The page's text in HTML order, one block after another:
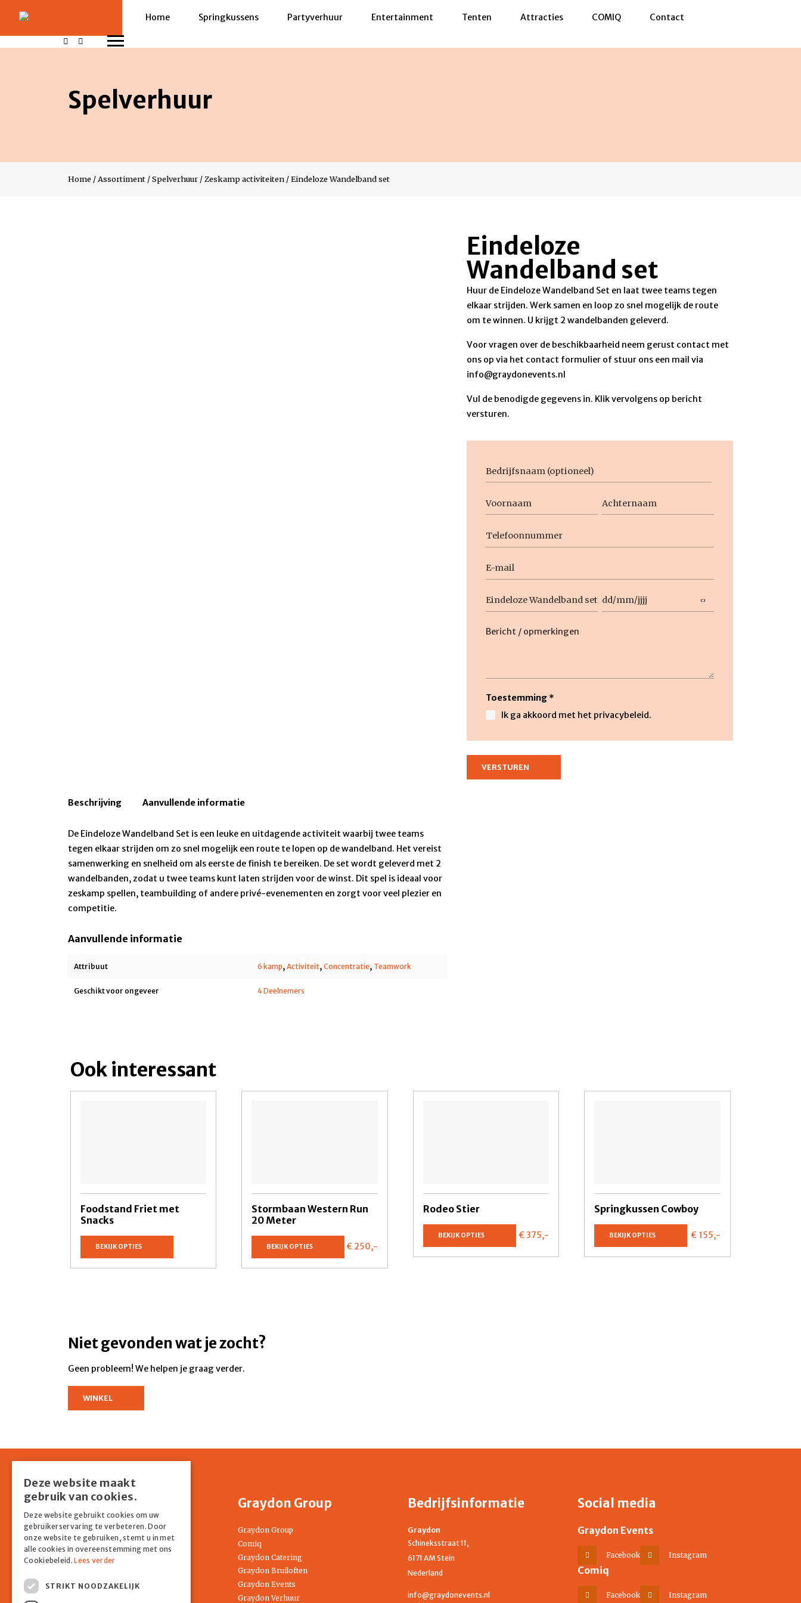
Home Springkussens Partyverhuur Entertainment Tenten Attracties COMIQ Contact
Spelverhuur
Home /Assortiment /Spelverhuur /Zeskamp activiteiten /Eindeloze Wandelband set
Eindeloze
Wandelband set
Huur de Eindeloze Wandelband Set en laat twee teams tegen
elkaar strijden. Werk samen en loop zo snel mogelijk de route
om te winnen. U krijgt 2 wandelbanden geleverd.
Voor vragen over de beschikbaarheid neem gerust contact met
ons op via het contact formulier of stuur ons een mail via
info@graydonevents.nl
Vul de benodigde gegevens in. Klik vervolgens op bericht
versturen.
Bedrijfsnaam
Telefoon
Geen
Datum
DD
Beschrijving
Toestemming *
Ik ga akkoord met het privacybeleid.
Beschrijving Aanvullende informatie
De Eindeloze Wandelband Set is een leuke en uitdagende activiteit waarbij twee teams
tegen elkaar strijden om zo snel mogelijk een route te lopen op de wandelband. Het vereist
samenwerking en snelheid om als eerste de finish te bereiken. De set wordt geleverd met 2
wandelbanden, zodat u twee teams kunt laten strijden voor de winst. Dit spel is ideaal voor
zeskamp spellen, teambuilding of andere privé-evenementen en zorgt voor veel plezier en
competitie.
Aanvullende informatie
Attribuut 6 kamp, Activiteit, Concentratie, Teamwork
Geschikt voor ongeveer 4 Deelnemers
Ook interessant
Foodstand Friet met
Snacks
BEKIJK OPTIES
Stormbaan Western Run
20 Meter
BEKIJK OPTIES € 250,-
Rodeo Stier
BEKIJK OPTIES € 375,-
Springkussen Cowboy
BEKIJK OPTIES € 155,-
Niet gevonden wat je zocht?
Geen probleem! We helpen je graag verder.
WINKEL
Shop
Home
Springkussens
Partyverhuur
Tenten
Graydon Group
Graydon Group
Comiq
Graydon Catering
Graydon Bruiloften
Graydon Events
Graydon Verhuur
Bedrijfsinformatie
Graydon
Schineksstraat 11,
6171 AM Stein
Nederland
info@graydonevents.nl
Social media
Graydon Events
Facebook Instagram
Comiq
Facebook Instagram
Deze website maakt
gebruik van cookies.
Deze website gebruikt cookies om uw
gebruikerservaring te verbeteren. Door
onze website te gebruiken, stemt u in met
alle cookies in overeenstemming met ons
Cookiebeleid.Lees verder
STRIKT NOODZAKELIJK